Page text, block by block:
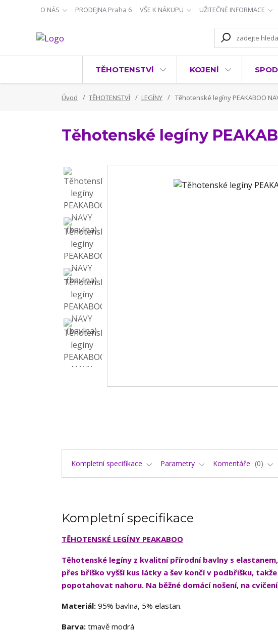
O NÁS PRODEJNA Praha 6 VŠE K NÁKUPU UŽITEČNÉ INFORMACE
TĚHOTENSTVÍ KOJENÍ
Úvod TĚHOTENSTVÍ LEGÍNY Těhotenské legíny PEAKABOO
Těhotenské legíny
Kompletní specifikace Parametry Komentáře 0
Kompletní specifikace
TĚHOTENSKÉ LEGÍNY PEAKABOO
Těhotenské legíny z kvalitní přírodní bavlny s
přes bříško vyšší kus látky a šev končí v podbřišku,
popotahovat nahoru. Na běžné domácí nošení, na
Materiál: 95% bavlna, 5% elastan.
Barva: tmavě modrá